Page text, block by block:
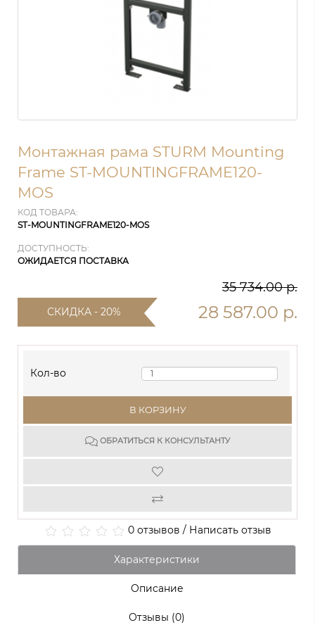
Монтажная рама STURM Mounting
Frame ST-MOUNTINGFRAME120-
MOS
КОД ТОВАРА:
ST-MOUNTINGFRAME120-MOS
ДОСТУПНОСТЬ:
ОЖИДАЕТСЯ ПОСТАВКА
35 734.00 р.
СКИДКА - 20% 28 587.00 р.
Кол-во
В КОРЗИНУ
ОБРАТИТЬСЯ К КОНСУЛЬТАНТУ
0 отзывов / Написать отзыв
Характеристики
Описание
Отзывы (0)